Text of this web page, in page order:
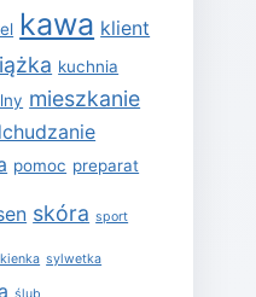
kawa klient
kuchnia
mieszkanie
pomoc preparat
skóra sport
sylwetka